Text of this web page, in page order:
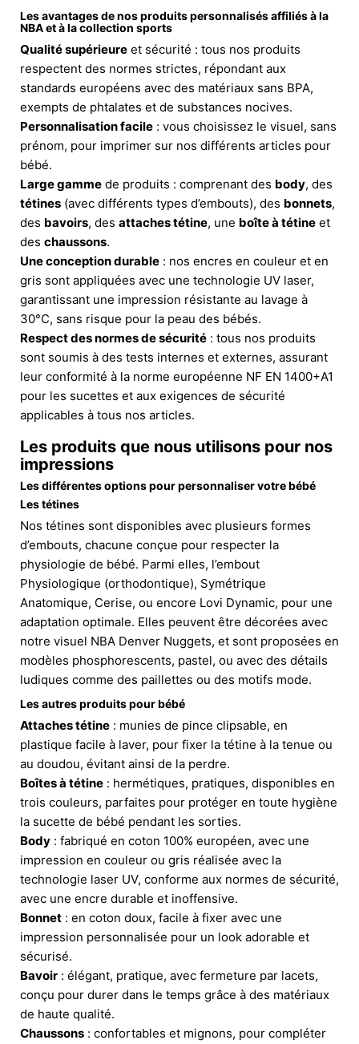
Les avantages de nos produits personnalisés affiliés à la
NBA et à la collection sports
Qualité supérieure et sécurité : tous nos produits
respectent des normes strictes, répondant aux
standards européens avec des matériaux sans BPA,
exempts de phtalates et de substances nocives.
Personnalisation facile : vous choisissez le visuel, sans
prénom, pour imprimer sur nos différents articles pour
bébé.
Large gamme de produits : comprenant des body, des
tétines (avec différents types d’embouts), des bonnets,
des bavoirs, des attaches tétine, une boîte à tétine et
des chaussons.
Une conception durable : nos encres en couleur et en
gris sont appliquées avec une technologie UV laser,
garantissant une impression résistante au lavage à
30°C, sans risque pour la peau des bébés.
Respect des normes de sécurité : tous nos produits
sont soumis à des tests internes et externes, assurant
leur conformité à la norme européenne NF EN 1400+A1
pour les sucettes et aux exigences de sécurité
applicables à tous nos articles.
Les produits que nous utilisons pour nos
impressions
Les différentes options pour personnaliser votre bébé
Les tétines
Nos tétines sont disponibles avec plusieurs formes
d’embouts, chacune conçue pour respecter la
physiologie de bébé. Parmi elles, l’embout
Physiologique (orthodontique), Symétrique
Anatomique, Cerise, ou encore Lovi Dynamic, pour une
adaptation optimale. Elles peuvent être décorées avec
notre visuel NBA Denver Nuggets, et sont proposées en
modèles phosphorescents, pastel, ou avec des détails
ludiques comme des paillettes ou des motifs mode.
Les autres produits pour bébé
Attaches tétine : munies de pince clipsable, en
plastique facile à laver, pour fixer la tétine à la tenue ou
au doudou, évitant ainsi de la perdre.
Boîtes à tétine : hermétiques, pratiques, disponibles en
trois couleurs, parfaites pour protéger en toute hygiène
la sucette de bébé pendant les sorties.
Body : fabriqué en coton 100% européen, avec une
impression en couleur ou gris réalisée avec la
technologie laser UV, conforme aux normes de sécurité,
avec une encre durable et inoffensive.
Bonnet : en coton doux, facile à fixer avec une
impression personnalisée pour un look adorable et
sécurisé.
Bavoir : élégant, pratique, avec fermeture par lacets,
conçu pour durer dans le temps grâce à des matériaux
de haute qualité.
Chaussons : confortables et mignons, pour compléter